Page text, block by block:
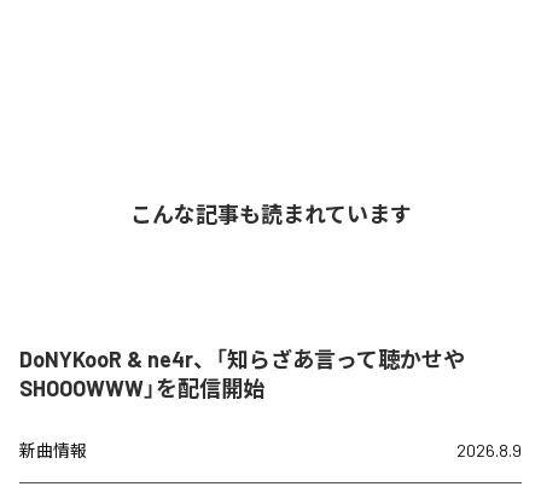
こんな記事も読まれています
DoNYKooR & ne4r、「知らざあ言って聴かせや
SHOOOWWW」を配信開始
新曲情報 2026.8.9